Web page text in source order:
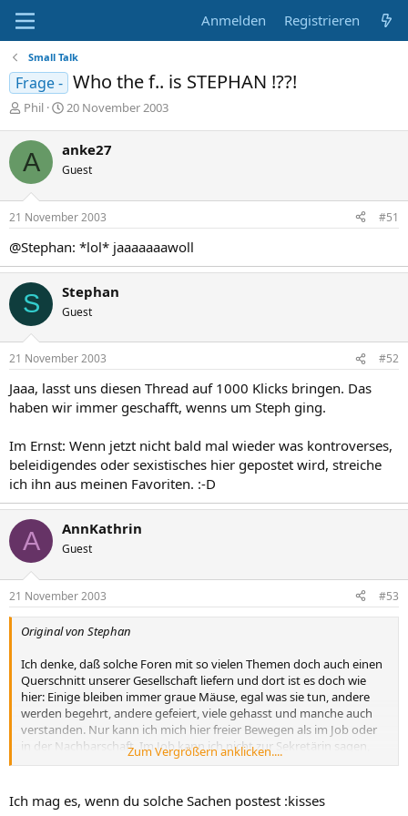
Anmelden Registrieren
Small Talk
Frage - Who the f.. is STEPHAN !??!
E
s
e
l
l
e
Phil
E
t
e
l
t
m
20 November 2003
A anke27
Guest
21 November 2003 #51
@Stephan: *lol* jaaaaaaawoll
S Stephan
Guest
21 November 2003 #52
Jaaa, lasst uns diesen Thread auf 1000 Klicks bringen. Das
haben wir immer geschafft, wenns um Steph ging.
Im Ernst: Wenn jetzt nicht bald mal wieder was kontroverses,
beleidigendes oder sexistisches hier gepostet wird, streiche
ich ihn aus meinen Favoriten. :-D
A AnnKathrin
Guest
21 November 2003 #53
Original von Stephan
Ich denke, daß solche Foren mit so vielen Themen doch auch einen
Querschnitt unserer Gesellschaft liefern und dort ist es doch wie
hier: Einige bleiben immer graue Mäuse, egal was sie tun, andere
werden begehrt, andere gefeiert, viele gehasst und manche auch
verstanden. Nur kann ich mich hier freier Bewegen als im Job oder
in der Nachbarschaft. Im Job kann ich nicht zur Sekretärin sagen,
daß Sie viel tippt und ob Sie auch darauf tippt, daß Ihr Mann gut zu
wieder vor der Tür stehen und rufen "ich will wieder zu euch
gehören", hier kann keiner auf dem Gang rumbrüllen und sich beim
Zum Vergrößern anklicken....
Ich mag es, wenn du solche Sachen postest :kisses